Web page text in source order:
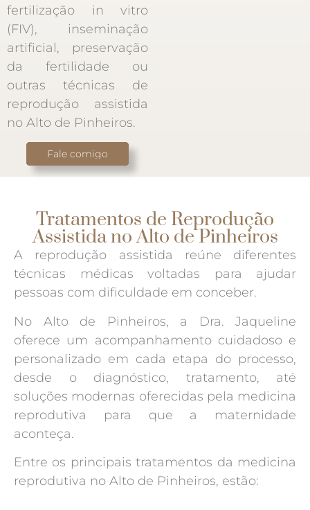
fertilização in vitro
(FIV), inseminação
artificial, preservação
da fertilidade ou
outras técnicas de
reprodução assistida
no Alto de Pinheiros.
Fale comigo
Tratamentos de Reprodução
Assistida no Alto de Pinheiros
A reprodução assistida reúne diferentes
técnicas médicas voltadas para ajudar
pessoas com dificuldade em conceber.
No Alto de Pinheiros, a Dra. Jaqueline
oferece um acompanhamento cuidadoso e
personalizado em cada etapa do processo,
desde o diagnóstico, tratamento, até
soluções modernas oferecidas pela medicina
reprodutiva para que a maternidade
aconteça.
Entre os principais tratamentos da medicina
reprodutiva no Alto de Pinheiros, estão: